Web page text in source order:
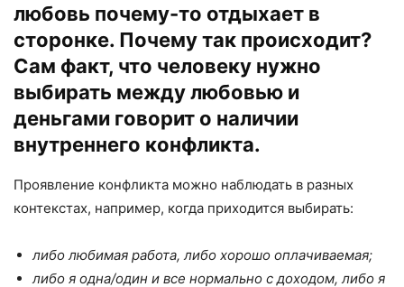
любовь почему-то отдыхает в
сторонке. Почему так происходит?
Сам факт, что человеку нужно
выбирать между любовью и
деньгами говорит о наличии
внутреннего конфликта.
Проявление конфликта можно наблюдать в разных
контекстах, например, когда приходится выбирать:
либо любимая работа, либо хорошо оплачиваемая;
либо я одна/один и все нормально с доходом, либо я